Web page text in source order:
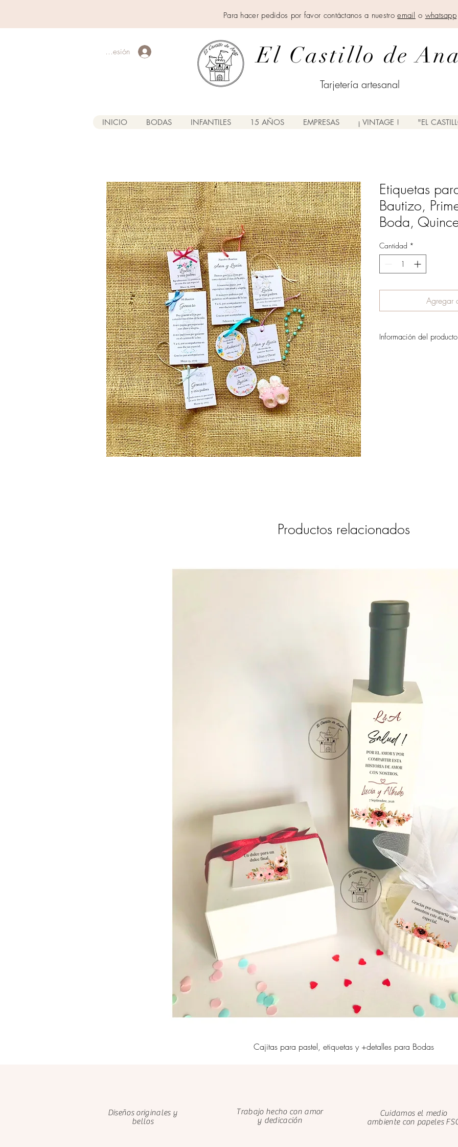
Para hacer pedidos por favor contáctanos a nuestroemail o whatsapp
Iniciar sesión El Castillo de Ana
Tarjetería artesanal
INICIO BODAS INFANTILES 15 AÑOS EMPRESAS ¡ VINTAGE ! "EL
Etiquetas
Bautizo,
Boda,
Cantidad *
Agregar
Información del producto
Productos relacionados
Cajitas para pastel, etiquetas y +detalles para Bodas
Diseños originales y
bellos
Trabajo hecho con amor
y dedicación
Cuidamos el medio
ambiente con papeles